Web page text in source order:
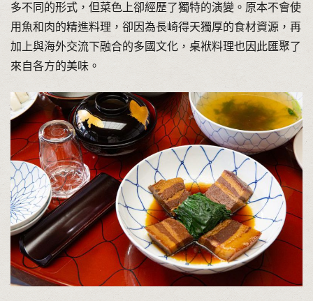
多不同的形式，但菜色上卻經歷了獨特的演變。原本不會使
用魚和肉的精進料理，卻因為長崎得天獨厚的食材資源，再
加上與海外交流下融合的多國文化，桌袱料理也因此匯聚了
來自各方的美味。